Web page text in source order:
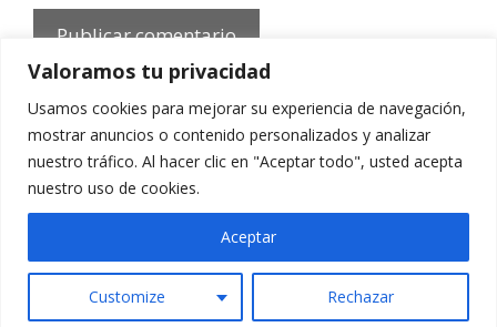
Valoramos tu privacidad
Usamos cookies para mejorar su experiencia de navegación,
mostrar anuncios o contenido personalizados y analizar
nuestro tráfico. Al hacer clic en "Aceptar todo", usted acepta
nuestro uso de cookies.
Customize Rechazar
Aceptar
Aviso Legal-Política de privacidad
Contacto
© 2010 - 2026 mirefranero.com